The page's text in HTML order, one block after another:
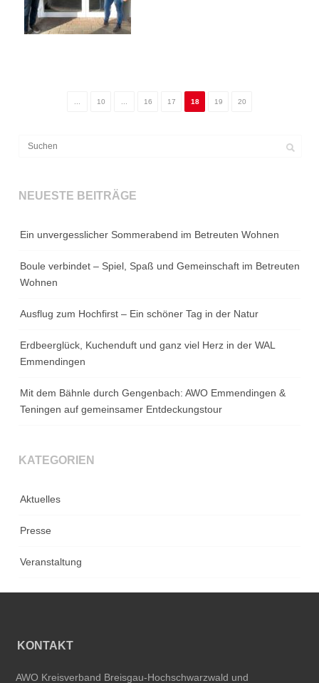
10 16 17 18 19 20
NEUESTE BEITRÄGE
Ein unvergesslicher Sommerabend im Betreuten Wohnen
Boule verbindet – Spiel, Spaß und Gemeinschaft im Betreuten
Wohnen
Ausflug zum Hochfirst – Ein schöner Tag in der Natur
Erdbeerglück, Kuchenduft und ganz viel Herz in der WAL
Emmendingen
Mit dem Bähnle durch Gengenbach: AWO Emmendingen &
Teningen auf gemeinsamer Entdeckungstour
KATEGORIEN
Aktuelles
Presse
Veranstaltung
KONTAKT
AWO Kreisverband Breisgau-Hochschwarzwald und